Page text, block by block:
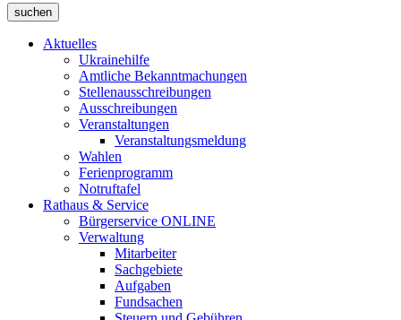
suchen
Aktuelles
Ukrainehilfe
Amtliche Bekanntmachungen
Stellenausschreibungen
Ausschreibungen
Veranstaltungen
Veranstaltungsmeldung
Wahlen
Ferienprogramm
Notruftafel
Rathaus & Service
Bürgerservice ONLINE
Verwaltung
Mitarbeiter
Sachgebiete
Aufgaben
Fundsachen